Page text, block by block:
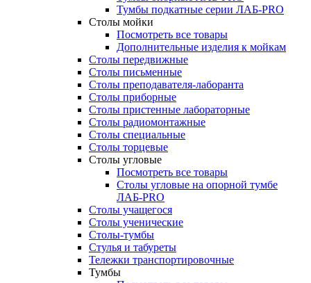
Тумбы подкатные серии ЛАБ-PRO
Столы мойки
Посмотреть все товары
Дополнительные изделия к мойкам
Столы передвижные
Столы письменные
Столы преподавателя-лаборанта
Столы приборные
Столы пристенные лабораторные
Столы радиомонтажные
Столы специальные
Столы торцевые
Столы угловые
Посмотреть все товары
Столы угловые на опорной тумбе
ЛАБ-PRO
Столы учащегося
Столы ученические
Столы-тумбы
Стулья и табуреты
Тележки транспортировочные
Тумбы